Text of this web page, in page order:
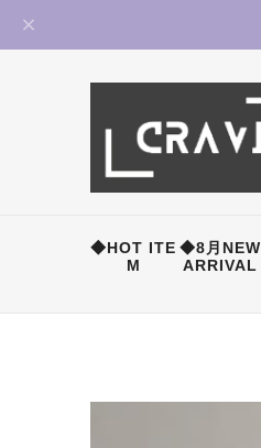
◆HOT ITE
M
◆8月NEW
ARRIVAL